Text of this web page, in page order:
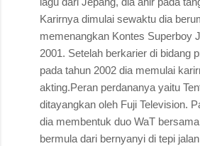
Karirnya dimulai sewaktu dia
memenangkan Kontes Superboy
2001. Setelah berkarier di bidang
pada tahun 2002 dia memulai
akting.Peran perdananya yaitu
ditayangkan oleh Fuji Television.
dia membentuk duo WaT
bermula dari bernyanyi di tepi